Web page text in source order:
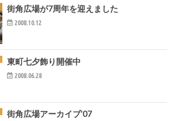
街角広場が7周年を迎えました
2008.10.12
東町七夕飾り開催中
2008.06.28
街角広場アーカイブ’07